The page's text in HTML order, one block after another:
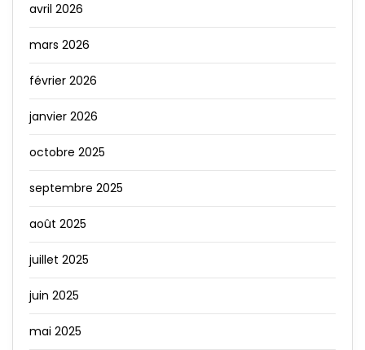
avril 2026
mars 2026
février 2026
janvier 2026
octobre 2025
septembre 2025
août 2025
juillet 2025
juin 2025
mai 2025